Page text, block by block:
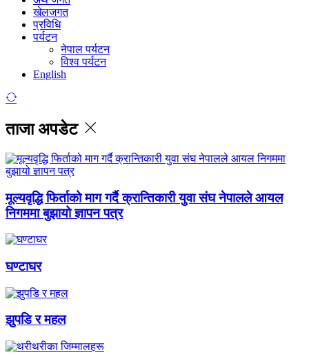
खेलजगत
प्रविधि
पर्यटन
नेपाल पर्यटन
विश्व पर्यटन
English
ताजा अपडेट
मूल्यवृद्धि फिर्ताको माग गर्दै क्रान्तिकारी युवा संघ नेपालले आयल
निगममा बुझायो ज्ञापन पत्र
घण्टाघर
झुपडि र महल